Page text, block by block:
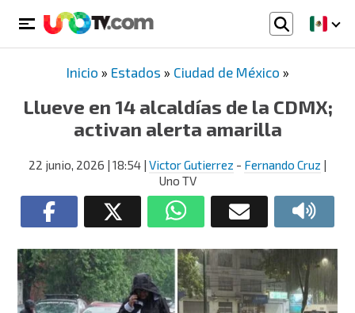
Inicio » Estados » Ciudad de México »
Llueve en 14 alcaldías de la CDMX;
activan alerta amarilla
22 junio, 2026 | 18:54 | Victor Gutierrez - Fernando Cruz |
Uno TV